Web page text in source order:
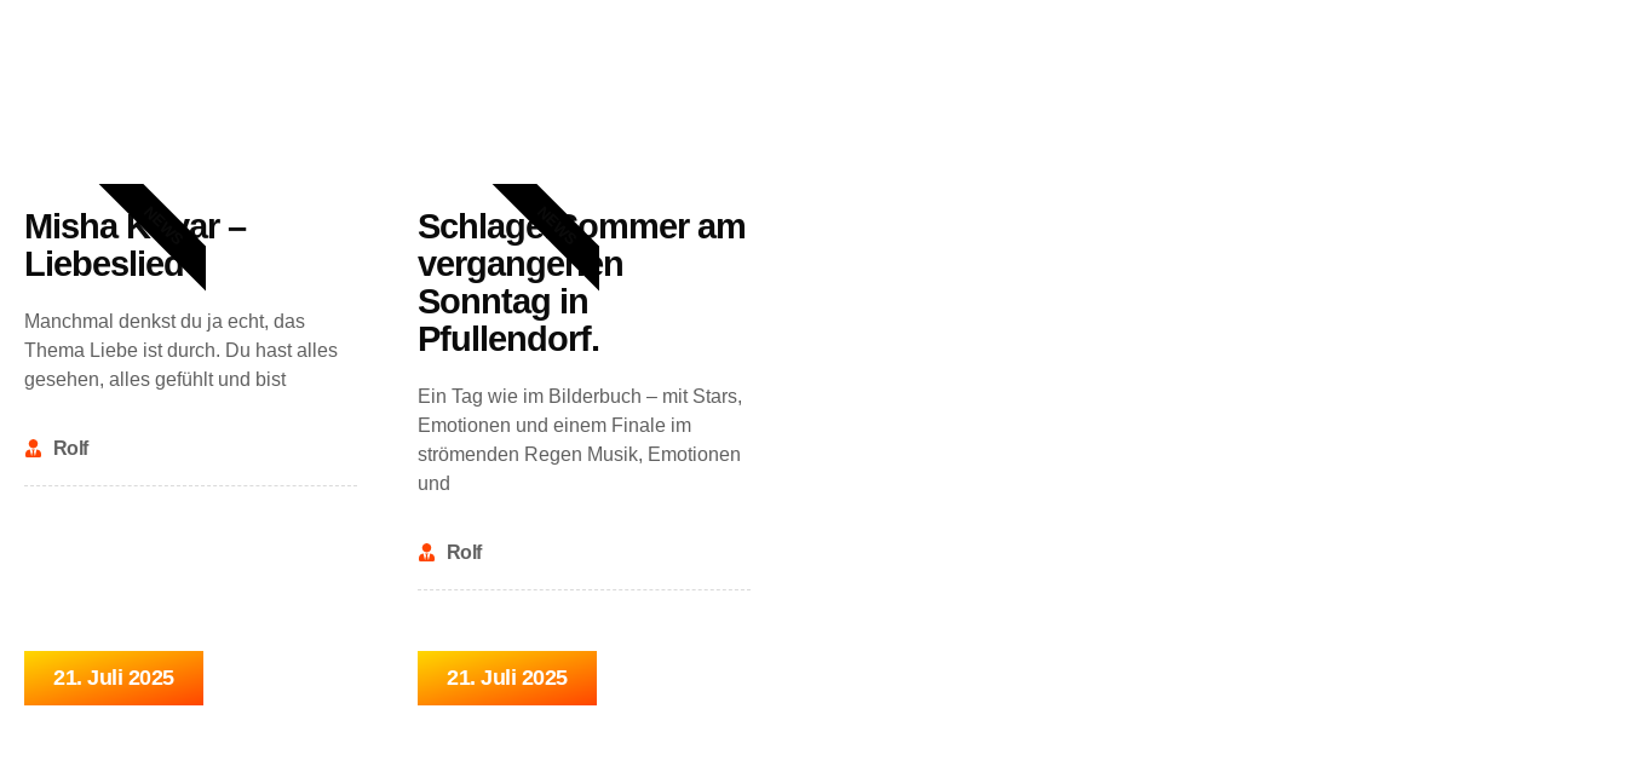
NEWS
Misha Kovar –
Liebeslied
Manchmal denkst du ja echt, das
Thema Liebe ist durch. Du hast alles
gesehen, alles gefühlt und bist
Rolf
NEWS
SchlagerSommer am
vergangenen
Sonntag in
Pfullendorf.
Ein Tag wie im Bilderbuch – mit Stars,
Emotionen und einem Finale im
strömenden Regen Musik, Emotionen
und
Rolf
21. Juli 2025 21. Juli 2025